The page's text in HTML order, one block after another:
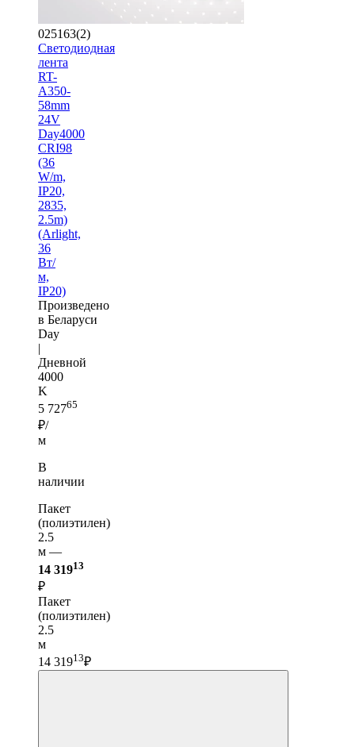
025163(2)
Светодиодная
лента
RT-
A350-
58mm
24V
Day4000
CRI98
(36
W/m,
IP20,
2835,
2.5m)
(Arlight,
36
Вт/
м,
IP20)
Произведено
в Беларуси
Day
|
Дневной
4000
K
5 72765
₽/
м
В
наличии
Пакет
(полиэтилен)
2.5
м —
14 31913
₽
Пакет
(полиэтилен)
2.5
м
14 31913₽